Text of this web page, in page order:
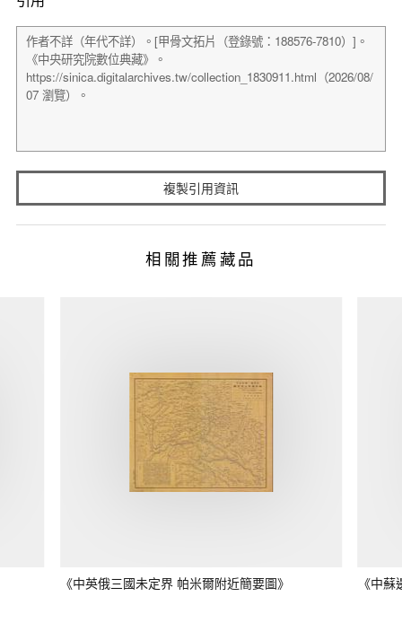
複製引用資訊
相關推薦藏品
《中英俄三國未定界 帕米爾附近簡要圖》 《中